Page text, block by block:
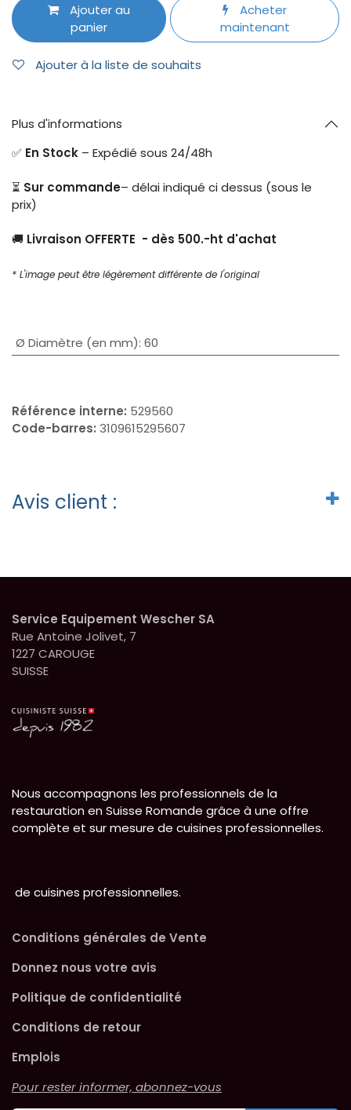
Ajouter au
panier
Acheter
maintenant
Ajouter à la liste de souhaits
Plus d'informations
✅ En Stock – Expédié sous 24/48h
⏳ Sur commande– délai indiqué ci dessus (sous le
prix)
🚚 Livraison OFFERTE - dès 500.-ht d'achat
* L'image peut être légèrement différente de l'original
Ø Diamètre (en mm): 60
Référence interne: 529560
Code-barres: 3109615295607
Avis client :
Service Equipement Wescher SA
Rue Antoine Jolivet, 7
1227 CAROUGE
SUISSE
Nous accompagnons les professionnels de la
restauration en Suisse Romande grâce à une offre
complète et sur mesure de cuisines professionnelles.
de cuisines professionnelles.
Conditions générales de Vente
Donnez nous votre avis
Politique de confidentialité
Conditions de retour
Emplois
Pour rester informer, abonnez-vous